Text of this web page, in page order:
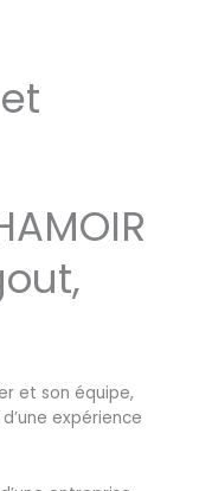
et son équipe,
expérience